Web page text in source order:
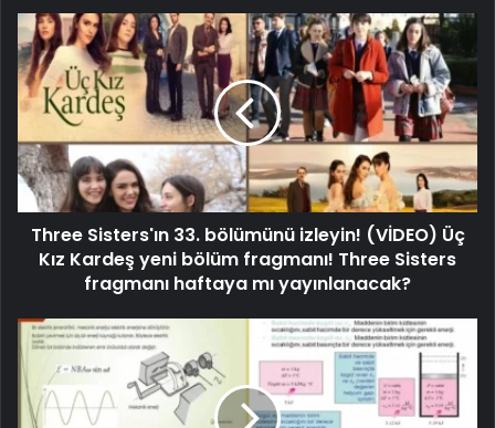
Three Sisters'ın 33. bölümünü izleyin! (VİDEO) Üç
Kız Kardeş yeni bölüm fragmanı! Three Sisters
fragmanı haftaya mı yayınlanacak?